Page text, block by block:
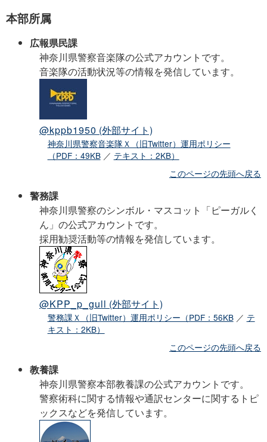
本部所属
広報県民課
神奈川県警察音楽隊の公式アカウントです。
音楽隊の活動状況等の情報を発信しています。
@kppb1950 (外部サイト)
神奈川県警察音楽隊Ｘ（旧Twitter）運用ポリシー
（PDF：49KB／ テキスト：2KB）
このページの先頭へ戻る
警務課
神奈川県警察のシンボル・マスコット「ピーガルく
ん」の公式アカウントです。
採用勧奨活動等の情報を発信しています。
@KPP_p_gull (外部サイト)
警務課Ｘ（旧Twitter）運用ポリシー（PDF：56KB／ テ
キスト：2KB）
このページの先頭へ戻る
教養課
神奈川県警察本部教養課の公式アカウントです。
警察術科に関する情報や通訳センターに関するトピ
ックスなどを発信しています。